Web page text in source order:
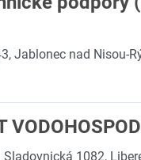
Jablonec nad Nisou-
Sladovnická 1082,